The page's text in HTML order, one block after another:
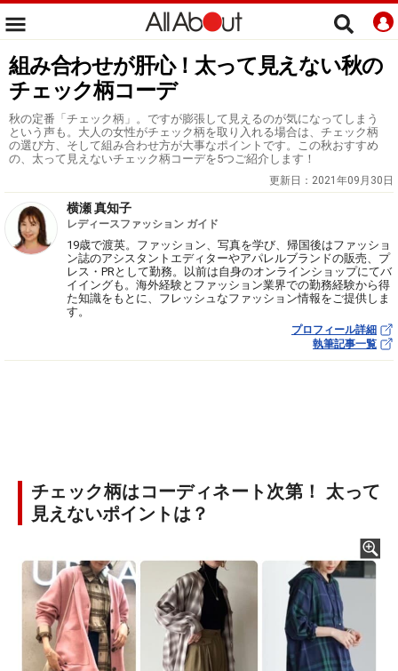
組み合わせが肝心！太って見えない秋の
チェック柄コーデ
秋の定番「チェック柄」。ですが膨張して見えるのが気になってしまう
という声も。大人の女性がチェック柄を取り入れる場合は、チェック柄
の選び方、そして組み合わせ方が大事なポイントです。この秋おすすめ
の、太って見えないチェック柄コーデを5つご紹介します！
更新日： 2021年09月30日
横瀬 真知子
レディースファッション ガイド
19歳で渡英。ファッション、写真を学び、帰国後はファッショ
ン誌のアシスタントエディターやアパレルブランドの販売、プ
レス・PRとして勤務。以前は自身のオンラインショップにてバ
イイングも。海外経験とファッション業界での勤務経験から得
た知識をもとに、フレッシュなファッション情報をご提供しま
す。
プロフィール詳細
執筆記事一覧
チェック柄はコーディネート次第！ 太って
見えないポイントは？